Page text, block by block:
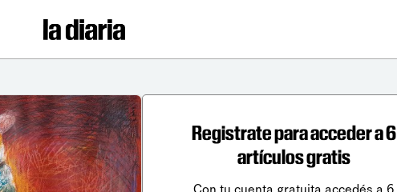
Registrate para acceder a 6
artículos gratis